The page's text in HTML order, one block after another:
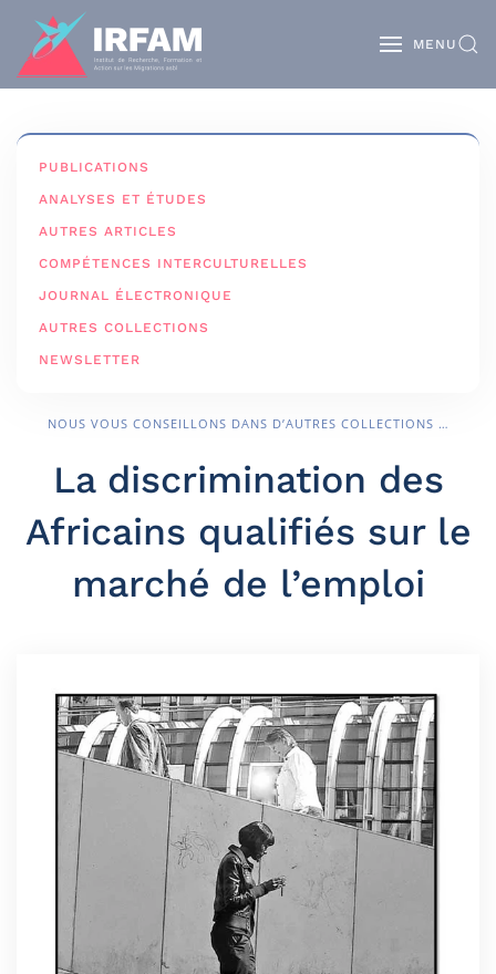
MENU
PUBLICATIONS
ANALYSES ET ÉTUDES
AUTRES ARTICLES
COMPÉTENCES INTERCULTURELLES
JOURNAL ÉLECTRONIQUE
AUTRES COLLECTIONS
NEWSLETTER
NOUS VOUS CONSEILLONS DANS D’AUTRES COLLECTIONS …
La discrimination des
Africains qualifiés sur le
marché de l’emploi